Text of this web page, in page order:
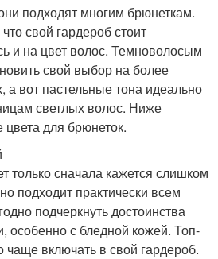
подходят многим брюнеткам.
свой гардероб стоит
и на цвет волос. Темноволосым
свой выбор на более
а вот пастельные тона идеально
светлых волос. Ниже
для брюнеток.
только сначала кажется слишком
подходит практически всем
подчеркнуть достоинства
особенно с бледной кожей. Топ-
чаще включать в свой гардероб.